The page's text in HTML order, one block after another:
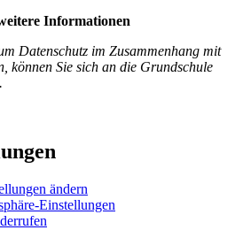
Informationen
Datenschutz im Zusammenhang mit
können Sie sich an die Grundschule
ändern
Einstellungen